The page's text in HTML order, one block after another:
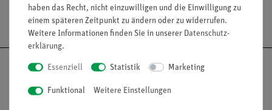
Versandkostenfrei ab 300,- €
haben das Recht, nicht einzuwilligen und die Einwilligung zu
einem späteren Zeitpunkt zu ändern oder zu widerrufen.
Weitere Informationen finden Sie in unserer Daten­schutz­
erklärung.
Essenziell Statistik Marketing
Funktional Weitere Einstellungen